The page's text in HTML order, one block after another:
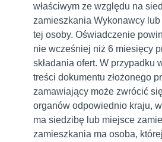
właściwym ze względu na
zamieszkania Wykonawcy
tej osoby. Oświadczenie
nie wcześniej niż 6 miesięcy
składania ofert. W przypadku
treści dokumentu złożonego
zamawiający może zwrócić
organów odpowiednio kraju,
ma siedzibę lub miejsce
zamieszkania ma osoba,